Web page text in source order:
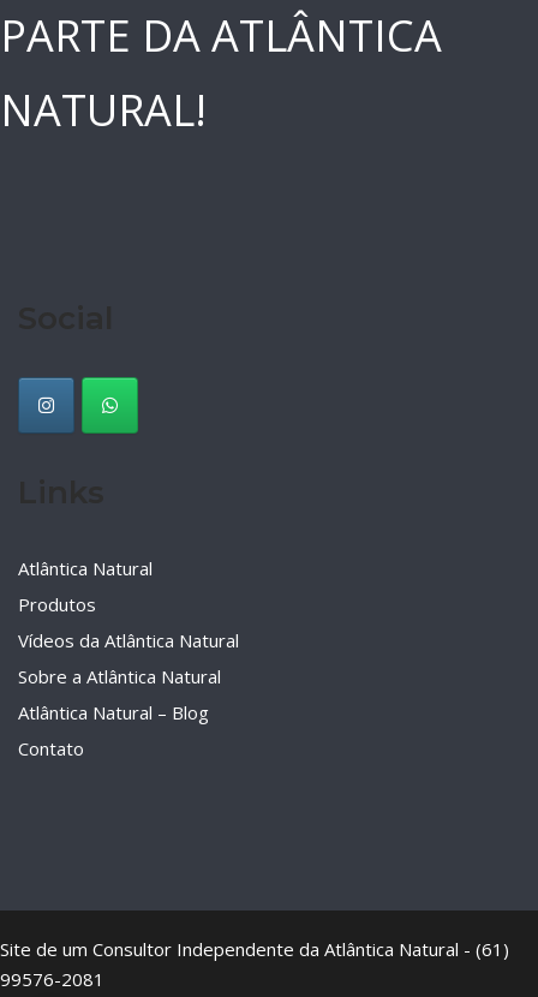
PARTE DA ATLÂNTICA
NATURAL!
Atlântica Natural
Produtos
Vídeos da Atlântica Natural
Sobre a Atlântica Natural
Atlântica Natural – Blog
Contato
Site de um Consultor Independente da Atlântica Natural - (61)
99576-2081